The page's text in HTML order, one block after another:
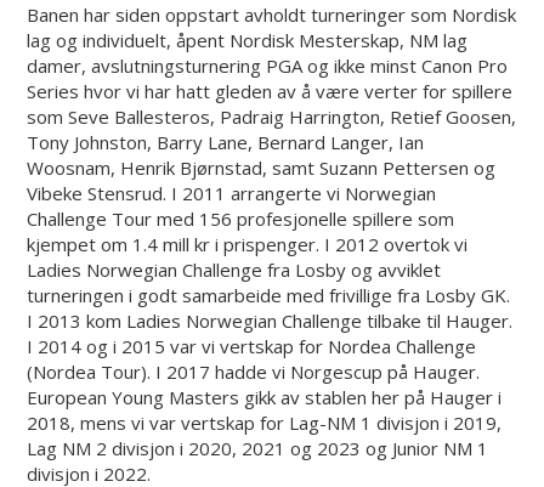
Banen har siden oppstart avholdt turneringer som Nordisk
lag og individuelt, åpent Nordisk Mesterskap, NM lag
damer, avslutningsturnering PGA og ikke minst Canon Pro
Series hvor vi har hatt gleden av å være verter for spillere
som Seve Ballesteros, Padraig Harrington, Retief Goosen,
Tony Johnston, Barry Lane, Bernard Langer, Ian
Woosnam, Henrik Bjørnstad, samt Suzann Pettersen og
Vibeke Stensrud. I 2011 arrangerte vi Norwegian
Challenge Tour med 156 profesjonelle spillere som
kjempet om 1.4 mill kr i prispenger. I 2012 overtok vi
Ladies Norwegian Challenge fra Losby og avviklet
turneringen i godt samarbeide med frivillige fra Losby GK.
I 2013 kom Ladies Norwegian Challenge tilbake til Hauger.
I 2014 og i 2015 var vi vertskap for Nordea Challenge
(Nordea Tour). I 2017 hadde vi Norgescup på Hauger.
European Young Masters gikk av stablen her på Hauger i
2018, mens vi var vertskap for Lag-NM 1 divisjon i 2019,
Lag NM 2 divisjon i 2020, 2021 og 2023 og Junior NM 1
divisjon i 2022.